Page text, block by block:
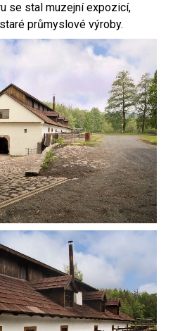
se stal muzejní expozicí,
průmyslové výroby.